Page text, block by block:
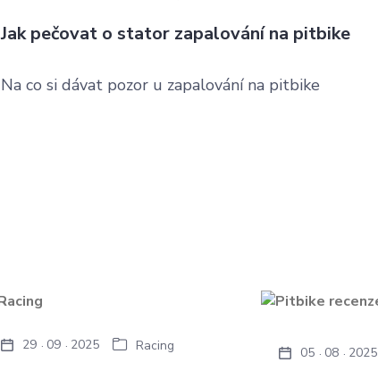
Jak pečovat o stator zapalování na pitbike
Na co si dávat pozor u zapalování na pitbike
29 09 2025 Racing 05 08 2025